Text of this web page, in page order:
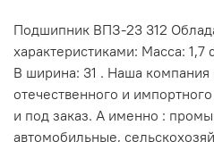
Подшипник ВПЗ-23 312
характеристиками: Масса: 1,7
В ширина: 31 . Наша
отечественного и
и под заказ. А именно :
автомобильные,